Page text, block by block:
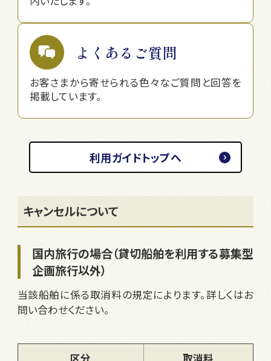
よくあるご質問
お客さまから寄せられる色々なご質問と回答を
掲載しています。
利用ガイドトップへ
キャンセルについて
国内旅行の場合（貸切船舶を利用する募集型
企画旅行以外）
当該船舶に係る取消料の規定によります。詳しくはお
問い合わせください。